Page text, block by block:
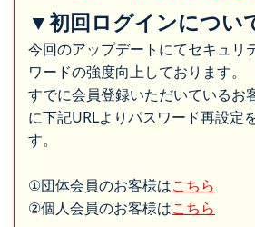
▼初回ログインについ
今回のアップデートにてセキュリ
ワードの強度向上しております。
すでに会員登録いただいているお
に下記URLよりパスワード再設定
す。
①団体会員のお客様はこちら
②個人会員のお客様はこちら